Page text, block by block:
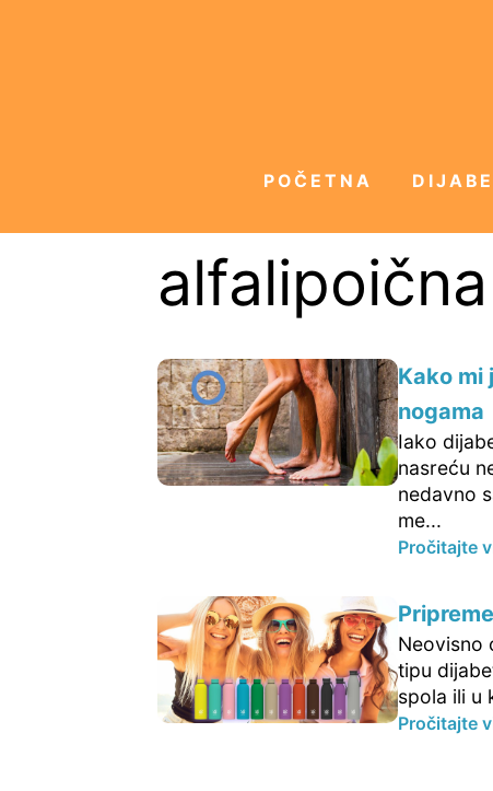
POČETNA
Kako mi
nogama
Iako
nasreću
nedavno
me...
Pročitajte
Neovisno
tipu
spola ili u
Pročitajte